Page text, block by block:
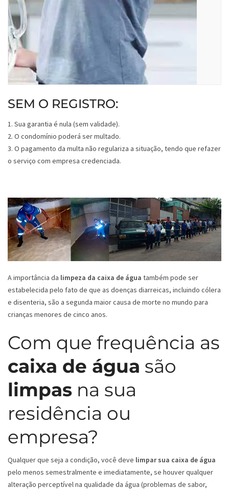
SEM O REGISTRO:
1. Sua garantia é nula (sem validade).
2. O condomínio poderá ser multado.
3. O pagamento da multa não regulariza a situação, tendo que refazer
o serviço com empresa credenciada.
A importância da limpeza da caixa de água também pode ser
estabelecida pelo fato de que as doenças diarreicas, incluindo cólera
e disenteria, são a segunda maior causa de morte no mundo para
crianças menores de cinco anos.
Com que frequência as
caixa de água são
limpas na sua
residência ou
empresa?
Qualquer que seja a condição, você deve limpar sua caixa de água
pelo menos semestralmente e imediatamente, se houver qualquer
alteração perceptível na qualidade da água (problemas de sabor,